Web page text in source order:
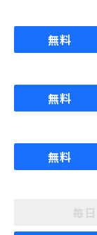
無料
無料
無料